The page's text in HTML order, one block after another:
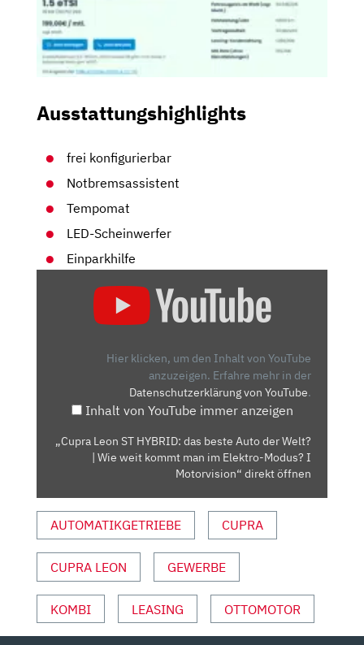
Ausstattungshighlights
frei konfigurierbar
Notbremsassistent
Tempomat
LED-Scheinwerfer
Einparkhilfe
WELT?
KOMMT
MAN
IM
ELEKTRO-
MOTORVISION“
Hier klicken, um den Inhalt von YouTube
anzuzeigen. Erfahre mehr in der
Datenschutzerklärung von YouTube.
Inhalt von YouTube immer anzeigen
„Cupra Leon ST HYBRID: das beste Auto der Welt?
| Wie weit kommt man im Elektro-Modus? I
Motorvision“ direkt öffnen
AUTOMATIKGETRIEBE CUPRA
CUPRA LEON GEWERBE
KOMBI LEASING OTTOMOTOR